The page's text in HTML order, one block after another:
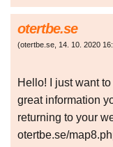
otertbe.se
(otertbe.se, 14. 10. 2020
Hello! I just want
great information
returning to your
otertbe.se/